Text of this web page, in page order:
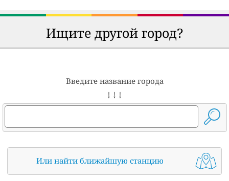
Ищите другой город?
Введите название города
↓ ↓ ↓
Или найти ближайшую станцию